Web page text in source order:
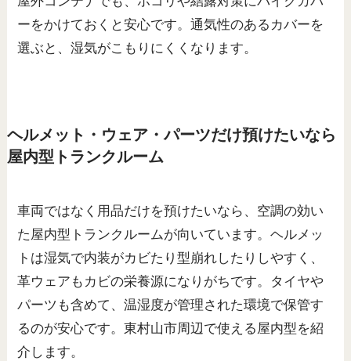
ーをかけておくと安心です。通気性のあるカバーを
選ぶと、湿気がこもりにくくなります。
ヘルメット・ウェア・パーツだけ預けたいなら
屋内型トランクルーム
車両ではなく用品だけを預けたいなら、空調の効い
た屋内型トランクルームが向いています。ヘルメッ
トは湿気で内装がカビたり型崩れしたりしやすく、
革ウェアもカビの栄養源になりがちです。タイヤや
パーツも含めて、温湿度が管理された環境で保管す
るのが安心です。東村山市周辺で使える屋内型を紹
介します。